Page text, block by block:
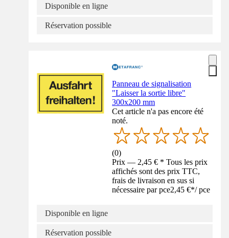
Disponible en ligne
Réservation possible
Panneau de signalisation
"Laisser la sortie libre"
300x200 mm
Cet article n'a pas encore été
noté.
(0)
Prix — 2,45 € * Tous les prix
affichés sont des prix TTC,
frais de livraison en sus si
nécessaire par pce2,45 €*/ pce
Disponible en ligne
Réservation possible